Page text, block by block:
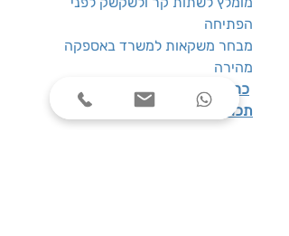
הפתיחה
מבחר משקאות למשרד באספקה
מהירה
כמות
תכולה
: 330 מ''ל